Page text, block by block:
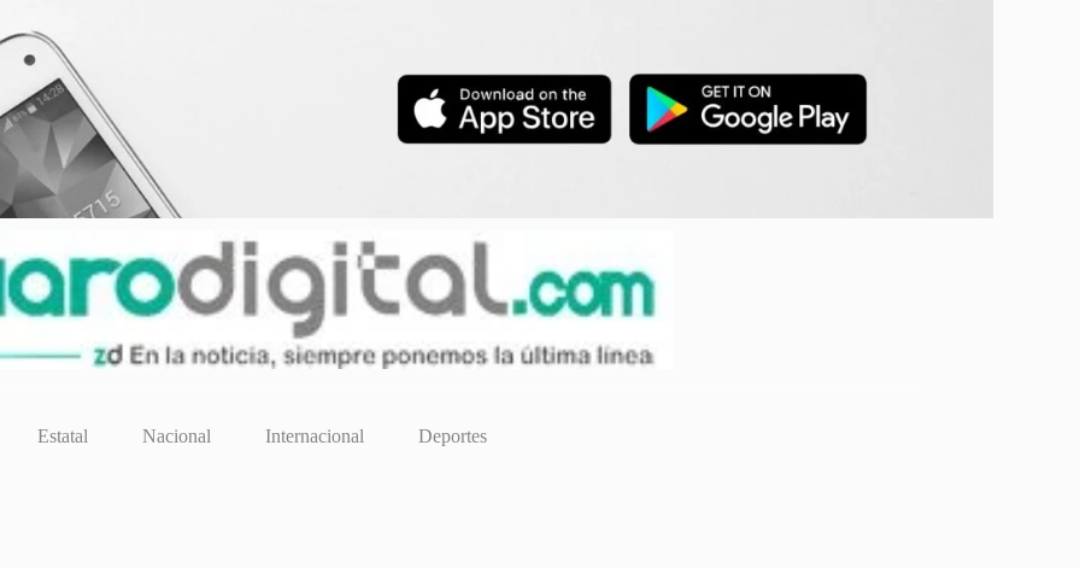
Estatal Nacional Internacional Deportes